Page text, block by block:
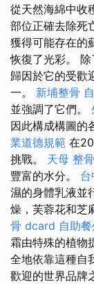
從天然海綿中收
部位正確去除死
獲得可能存在的
恢復了光彩。
歸因於它的受歡
一。 新埔整骨
並強調了它們。
因此構成構圖的
業道德規範 在
挑戰。 天母 整骨
豐富的水分。
濕的身體乳液並
燥，芙蓉花和芝
骨 dcard 自助
霜由特殊的植物
全地依靠這種自
歡迎的世界品牌